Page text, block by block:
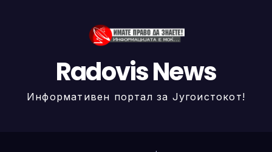
Radovis News
Информативен портал за Југоистокот!